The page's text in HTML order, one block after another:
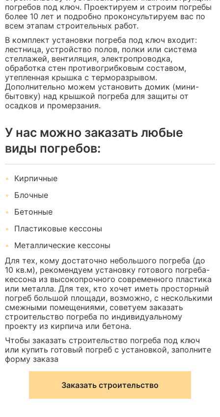
погребов под ключ. Проектируем и строим погребы
более 10 лет и подробно проконсультируем вас по
всем этапам строительных работ.
В комплект установки погреба под ключ входит:
лестница, устройство полов, полки или система
стеллажей, вентиляция, электропроводка,
обработка стен противогрибковым составом,
утепленная крышка с терморазрывом.
Дополнительно можем установить домик (мини-
бытовку) над крышкой погреба для защиты от
осадков и промерзания.
У нас можно заказать любые
виды погребов:
Кирпичные
Блочные
Бетонные
Пластиковые кессоны
Металлические кессоны
Для тех, кому достаточно небольшого погреба (до
10 кв.м), рекомендуем установку готового погреба-
кессона из высокопрочного современного пластика
или металла. Для тех, кто хочет иметь просторный
погреб большой площади, возможно, с несколькими
смежными помещениями, советуем заказать
строительство погреба по индивидуальному
проекту из кирпича или бетона.
Чтобы заказать строительство погреба под ключ
или купить готовый погреб с установкой, заполните
форму заказа
Заказать строительство